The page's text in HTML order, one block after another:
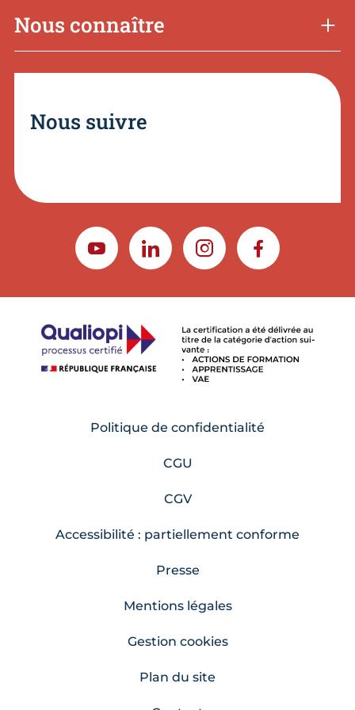
Nous connaître
Nous suivre
YOUTUBELINKEDININSTAGRAMFACEBOOK
Politique de confidentialité
CGU
CGV
Accessibilité : partiellement conforme
Presse
Mentions légales
Gestion cookies
Plan du site